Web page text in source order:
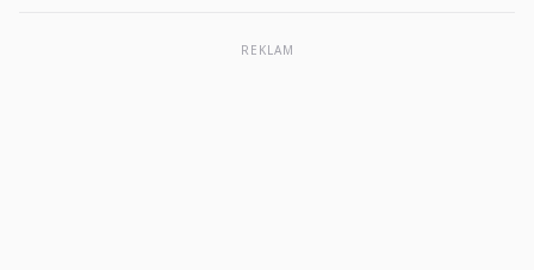
REKLAM